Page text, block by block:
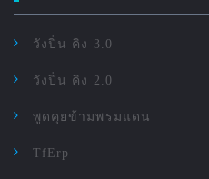
วังปิ่น คิง 3.0
วังปิ่น คิง 2.0
พูดคุยข้ามพรมแดน
TfErp